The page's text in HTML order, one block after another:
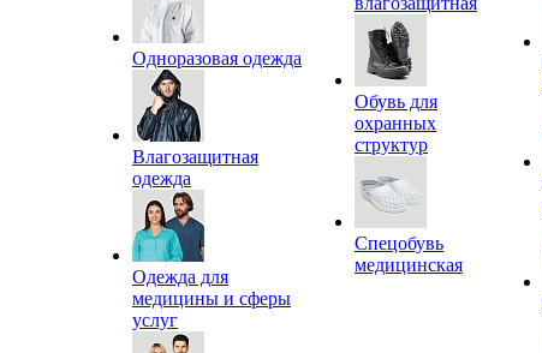
Одноразовая одежда
Влагозащитная
одежда
Одежда для
медицины и сферы
услуг
Обувь для
охранных
структур
Спецобувь
медицинская